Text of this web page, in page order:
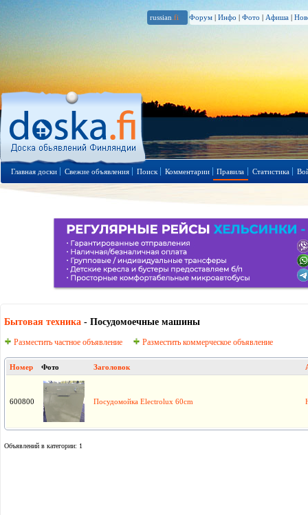
russian .fi Форум | Инфо | Фото | Афиша |
Главная доски Свежие объявления Поиск Комментарии Правила Статистика
Бытовая техника - Посудомоечные машины
Разместить частное объявление Разместить коммерческое объявление
Номер Фото Заголовок
600800 Посудомойка Electrolux 60cm
Объявлений в категории: 1